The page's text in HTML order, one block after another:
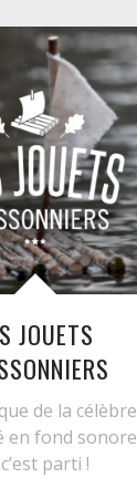
JOUETS
de la célèbre
en fond sonore
parti !